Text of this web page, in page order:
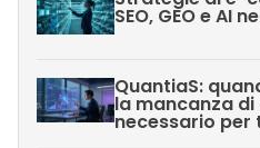
SEO, GEO e AI
QuantiaS:
la mancanza
necessario per